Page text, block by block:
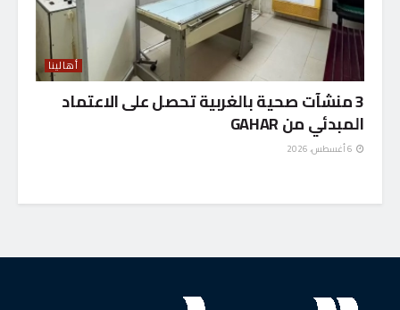
أهالينا
3 منشآت صحية بالغربية تحصل على الاعتماد
المبدئي من GAHAR